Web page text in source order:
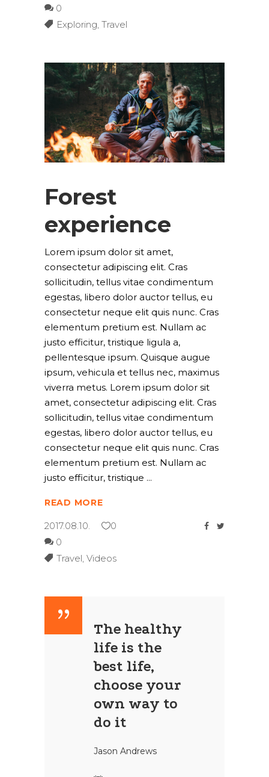
0
Exploring, Travel
Forest
experience
Lorem ipsum dolor sit amet,
consectetur adipiscing elit. Cras
sollicitudin, tellus vitae condimentum
egestas, libero dolor auctor tellus, eu
consectetur neque elit quis nunc. Cras
elementum pretium est. Nullam ac
justo efficitur, tristique ligula a,
pellentesque ipsum. Quisque augue
ipsum, vehicula et tellus nec, maximus
viverra metus. Lorem ipsum dolor sit
amet, consectetur adipiscing elit. Cras
sollicitudin, tellus vitae condimentum
egestas, libero dolor auctor tellus, eu
consectetur neque elit quis nunc. Cras
elementum pretium est. Nullam ac
justo efficitur, tristique
READ MORE
2017.08.10.
0
0
Travel, Videos
The healthy
life is the
best life,
choose your
own way to
do it
Jason Andrews